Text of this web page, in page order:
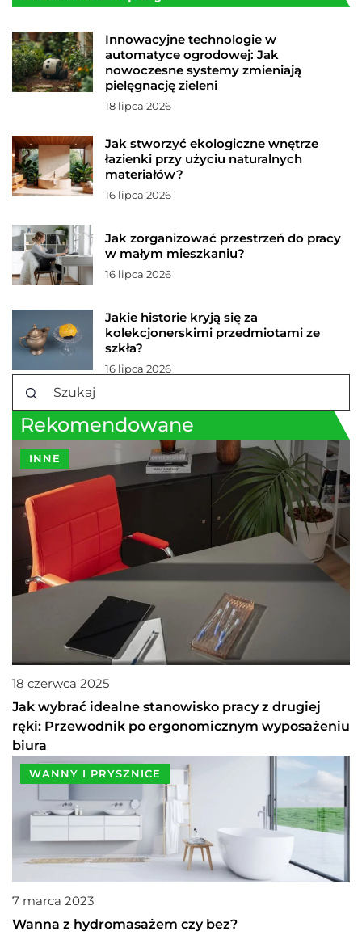
Innowacyjne technologie w
automatyce ogrodowej: Jak
nowoczesne systemy zmieniają
pielęgnację zieleni
18 lipca 2026
Jak stworzyć ekologiczne wnętrze
łazienki przy użyciu naturalnych
materiałów?
16 lipca 2026
Jak zorganizować przestrzeń do pracy
w małym mieszkaniu?
16 lipca 2026
Jakie historie kryją się za
kolekcjonerskimi przedmiotami ze
szkła?
16 lipca 2026
Rekomendowane
INNE
18 czerwca 2025
Jak wybrać idealne stanowisko pracy z drugiej
ręki: Przewodnik po ergonomicznym wyposażeniu
biura
WANNY I PRYSZNICE
7 marca 2023
Wanna z hydromasażem czy bez?